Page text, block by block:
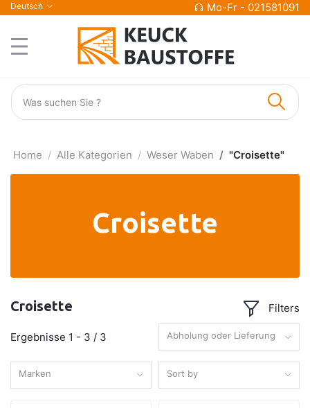
Deutsch Mo-Fr - 021581091
Home Alle Kategorien Weser Waben "Croisette"
Croisette
Croisette Filters
Ergebnisse 1 - 3 / 3 Abholung oder Lieferung
Marken Sort by